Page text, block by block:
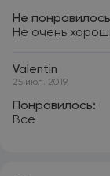
Не
Не очень
Valentin
25 июл. 2019
Понравилось:
Все